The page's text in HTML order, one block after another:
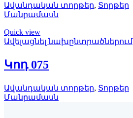
Ավանդական տորթեր, Տորթեր
Մանրամասն
Quick view
Ավելացնել նախընտրածներում
Կոդ 075
Ավանդական տորթեր, Տորթեր
Մանրամասն